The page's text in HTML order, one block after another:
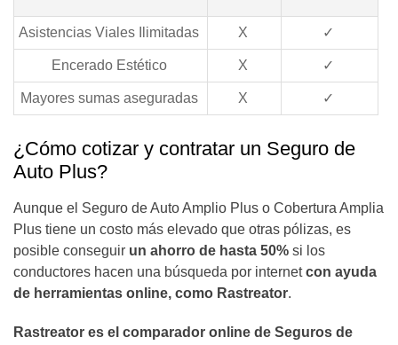
Asistencias Viales Ilimitadas X ✓
Encerado Estético X ✓
Mayores sumas aseguradas X ✓
¿Cómo cotizar y contratar un Seguro de
Auto Plus?
Aunque el Seguro de Auto Amplio Plus o Cobertura Amplia
Plus tiene un costo más elevado que otras pólizas, es
posible conseguir un ahorro de hasta 50% si los
conductores hacen una búsqueda por internetcon ayuda
de herramientas online, como Rastreator.
Rastreator es el comparador online de Seguros de